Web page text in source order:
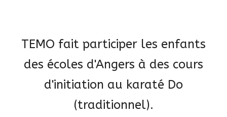
TEMO fait participer les enfants
des écoles d'Angers à des cours
d'initiation au karaté Do
(traditionnel).